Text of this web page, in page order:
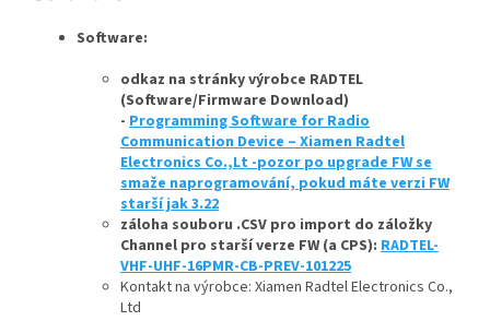
Software:
odkaz na stránky výrobce RADTEL
(Software/Firmware Download)
- Programming Software for Radio
Communication Device – Xiamen Radtel
Electronics Co.,Lt -pozor po upgrade FW se
smaže naprogramování, pokud máte verzi FW
starší jak 3.22
záloha souboru .CSV pro import do záložky
Channel pro starší verze FW (a CPS): RADTEL-
VHF-UHF-16PMR-CB-PREV-101225
Kontakt na výrobce: Xiamen Radtel Electronics Co.,
Ltd